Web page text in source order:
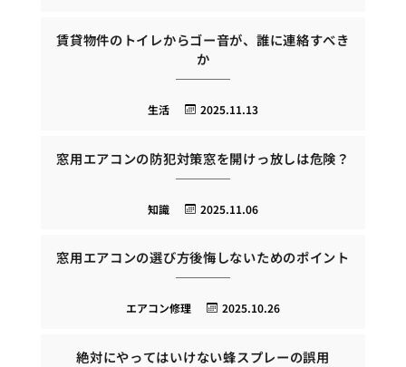
賃貸物件のトイレからゴー音が、誰に連絡すべき
か
2025.11.13
生活
窓用エアコンの防犯対策窓を開けっ放しは危険？
2025.11.06
知識
窓用エアコンの選び方後悔しないためのポイント
2025.10.26
エアコン修理
絶対にやってはいけない蜂スプレーの誤用